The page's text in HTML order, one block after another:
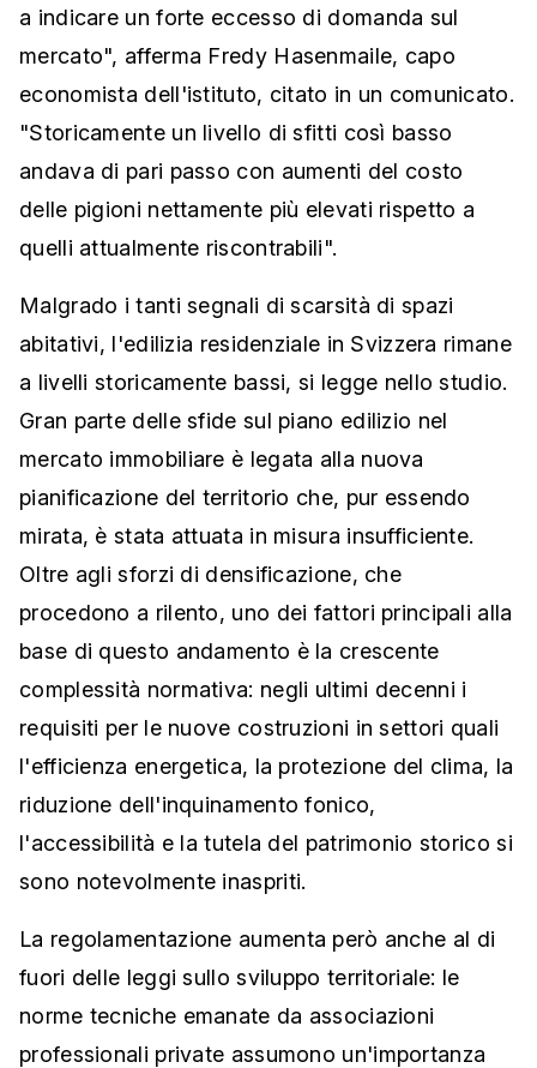
a indicare un forte eccesso di domanda sul
mercato", afferma Fredy Hasenmaile, capo
economista dell'istituto, citato in un comunicato.
"Storicamente un livello di sfitti così basso
andava di pari passo con aumenti del costo
delle pigioni nettamente più elevati rispetto a
quelli attualmente riscontrabili".
Malgrado i tanti segnali di scarsità di spazi
abitativi, l'edilizia residenziale in Svizzera rimane
a livelli storicamente bassi, si legge nello studio.
Gran parte delle sfide sul piano edilizio nel
mercato immobiliare è legata alla nuova
pianificazione del territorio che, pur essendo
mirata, è stata attuata in misura insufficiente.
Oltre agli sforzi di densificazione, che
procedono a rilento, uno dei fattori principali alla
base di questo andamento è la crescente
complessità normativa: negli ultimi decenni i
requisiti per le nuove costruzioni in settori quali
l'efficienza energetica, la protezione del clima, la
riduzione dell'inquinamento fonico,
l'accessibilità e la tutela del patrimonio storico si
sono notevolmente inaspriti.
La regolamentazione aumenta però anche al di
fuori delle leggi sullo sviluppo territoriale: le
norme tecniche emanate da associazioni
professionali private assumono un'importanza